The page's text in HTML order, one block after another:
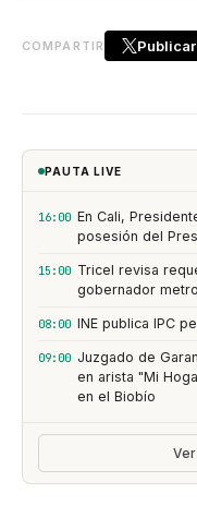
COMPARTIR Publicar
PAUTA LIVE
16:00 En Cali,
posesión del
15:00 Tricel revisa
gobernador
08:00 INE publica IPC
09:00 Juzgado de
en arista "Mi
en el Biobío